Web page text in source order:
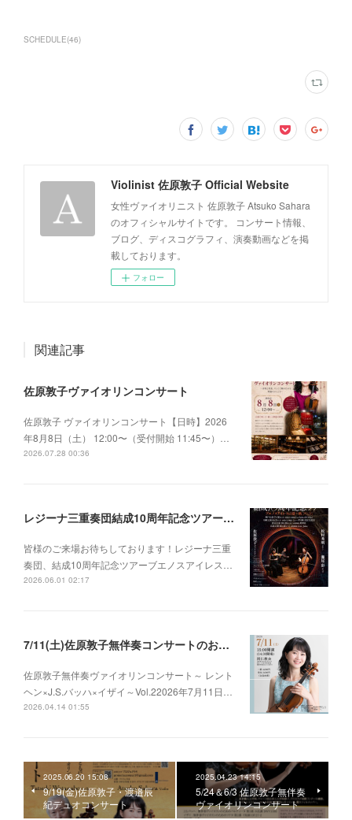
SCHEDULE(46)
Violinist 佐原敦子 Official Website
女性ヴァイオリニスト 佐原敦子 Atsuko Sahara
のオフィシャルサイトです。 コンサート情報、
ブログ、ディスコグラフィ、演奏動画などを掲
載しております。
フォロー
関連記事
佐原敦子ヴァイオリンコンサート
佐原敦子 ヴァイオリンコンサート【日時】2026
年8月8日（土） 12:00〜（受付開始 11:45〜）…
2026.07.28 00:36
レジーナ三重奏団結成10周年記念ツアー ブエノスアイレスの夏〜秋2026
皆様のご来場お待ちしております！レジーナ三重
奏団、結成10周年記念ツアーブエノスアイレス…
2026.06.01 02:17
7/11(土)佐原敦子無伴奏コンサートのお知らせ
佐原敦子無伴奏ヴァイオリンコンサート～ レント
ヘン×J.S.バッハ×イザイ～Vol.22026年7月11日…
2026.04.14 01:55
2025.06.20 15:08
9/19(金)佐原敦子・渡邉辰
紀デュオコンサート
2025.04.23 14:15
5/24＆6/3 佐原敦子無伴奏
ヴァイオリンコンサート